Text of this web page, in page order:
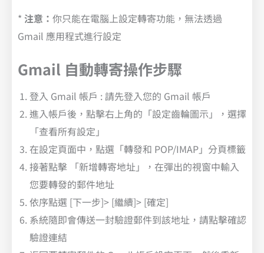
* 注意： 你只能在電腦上設定轉寄功能，無法透過
Gmail 應用程式進行設定
Gmail 自動轉寄操作步驟
登入 Gmail 帳戶 : 請先登入您的 Gmail 帳戶
進入帳戶後，點擊右上角的「設定齒輪圖示」，選擇
「查看所有設定」
在設定頁面中，點選「轉發和 POP/IMAP」分頁標籤
接著點擊 「新增轉寄地址」，在彈出的視窗中輸入
您要轉發的郵件地址
依序點選 [下一步]> [繼續]> [確定]
系統隨即會傳送一封驗證郵件到該地址，請點擊確認
驗證連結